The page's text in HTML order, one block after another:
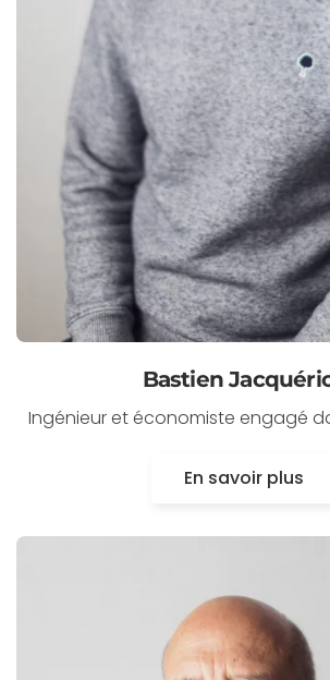
Bastien
Ingénieur et économiste engagé
En savoir plus